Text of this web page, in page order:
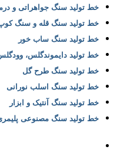
خط تولید سنگ جواهراتی و
خط تولید سنگ قله و سنگ
خط تولید سنگ ساب خور
خط تولید دایموندگلس،
خط تولید سنگ طرح گل
خط تولید سنگ اسلب نورانی
خط تولید سنگ آنتیک و ابزار
خط تولید سنگ مصنوعی